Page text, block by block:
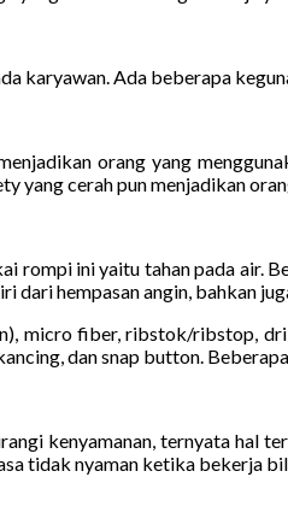
karyawan. Ada beberapa
orang yang
cerah pun menjadikan
rompi ini yaitu tahan pada
dari hempasan angin, bahkan
micro fiber, ribstok/
dan snap button.
kenyamanan, ternyata
tidak nyaman ketika bekerja